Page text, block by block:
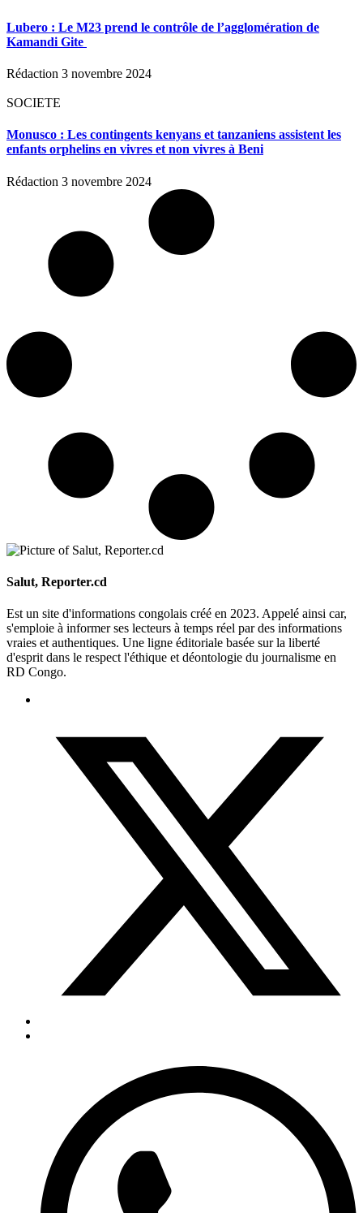
Lubero : Le M23 prend le contrôle de l’agglomération de
Kamandi Gite
Rédaction 3 novembre 2024
SOCIETE
Monusco : Les contingents kenyans et tanzaniens assistent les
enfants orphelins en vivres et non vivres à Beni
Rédaction 3 novembre 2024
Salut, Reporter.cd
Est un site d'informations congolais créé en 2023. Appelé ainsi car,
s'emploie à informer ses lecteurs à temps réel par des informations
vraies et authentiques. Une ligne éditoriale basée sur la liberté
d'esprit dans le respect l'éthique et déontologie du journalisme en
RD Congo.